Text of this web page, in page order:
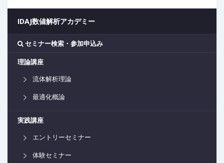
IDAJ数値解析アカデミー
セミナー検索・参加申込み
理論講座
流体解析理論
最適化概論
実践講座
エントリーセミナー
体験セミナー